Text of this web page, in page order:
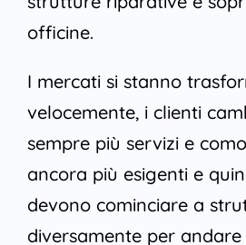
officine.
I mercati si stanno
velocemente, i clienti
sempre più servizi e
ancora più esigenti e
devono cominciare a
diversamente per